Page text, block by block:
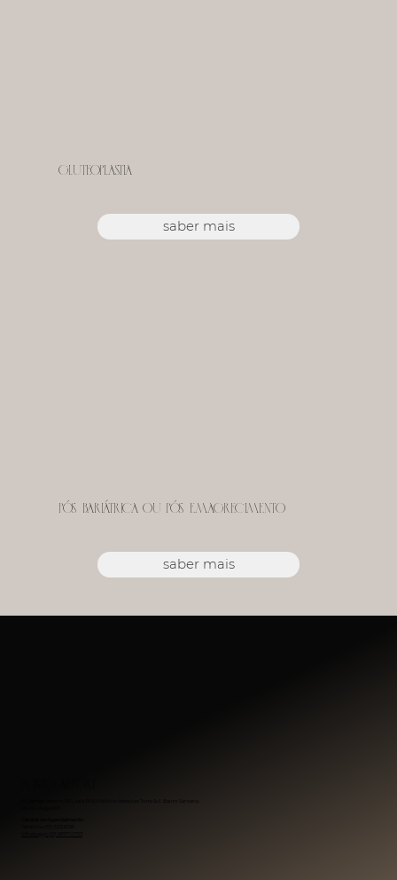
Gluteoplastia
saber mais
Pós-bariátrica ou Pós-emagrecimento
saber mais